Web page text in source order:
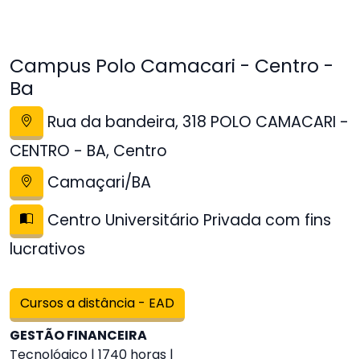
Campus Polo Camacari - Centro -
Ba
Rua da bandeira, 318 POLO CAMACARI -
CENTRO - BA, Centro
Camaçari/BA
Centro Universitário Privada com fins
lucrativos
Cursos a distância - EAD
GESTÃO FINANCEIRA
Tecnológico | 1740 horas |